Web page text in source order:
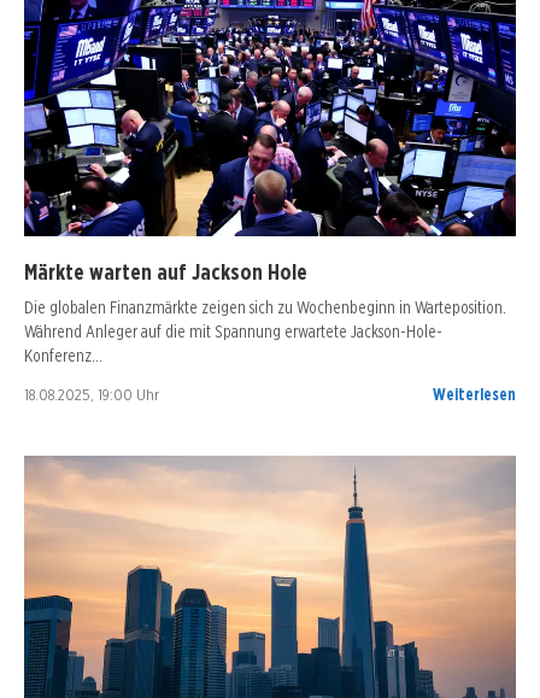
Märkte warten auf Jackson Hole
Die globalen Finanzmärkte zeigen sich zu Wochenbeginn in Warteposition.
Während Anleger auf die mit Spannung erwartete Jackson-Hole-
Konferenz…
18.08.2025, 19:00 Uhr Weiterlesen